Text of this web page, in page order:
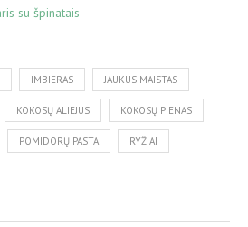
IMBIERAS JAUKUS MAISTAS
KOKOSŲ ALIEJUS KOKOSŲ PIENAS
POMIDORŲ PASTA RYŽIAI